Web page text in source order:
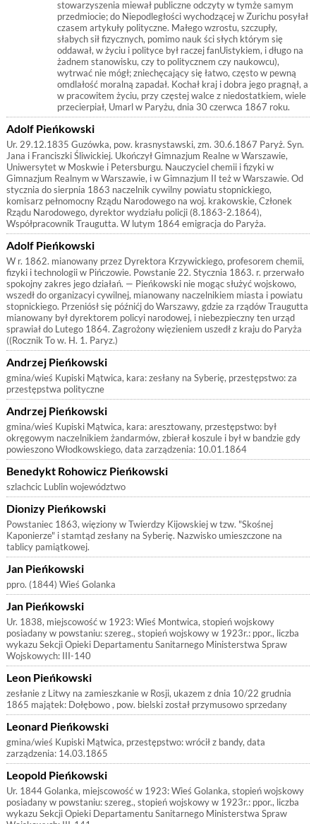
stowarzyszenia miewał publiczne odczyty w tymże samym
przedmiocie; do Niepodległości wychodzącej w Zurichu posyłał
czasem artykuły polityczne. Małego wzrostu, szczupły,
słabych sił fizycznych, pomimo nauk ści słych którym się
oddawał, w życiu i polityce był raczej fanUistykiem, i długo na
żadnem stanowisku, czy to politycznem czy naukowcu),
wytrwać nie mógł; zniechęcający się łatwo, często w pewną
omdlałość moralną zapadał. Kochał kraj i dobra jego pragnął, a
w pracowitem życiu, przy częstej walce z niedostatkiem, wiele
przecierpiał, Umarl w Paryżu, dnia 30 czerwca 1867 roku.
Adolf Pieńkowski
Ur. 29.12.1835 Guzówka, pow. krasnystawski, zm. 30.6.1867 Paryż. Syn.
Jana i Franciszki Śliwickiej. Ukończył Gimnazjum Realne w Warszawie,
Uniwersytet w Moskwie i Petersburgu. Nauczyciel chemii i fizyki w
Gimnazjum Realnym w Warszawie, i w Gimnazjum II też w Warszawie. Od
stycznia do sierpnia 1863 naczelnik cywilny powiatu stopnickiego,
komisarz pełnomocny Rządu Narodowego na woj. krakowskie, Członek
Rządu Narodowego, dyrektor wydziału policji (8.1863-2.1864),
Współpracownik Traugutta. W lutym 1864 emigracja do Paryża.
Adolf Pieńkowski
W r. 1862. mianowany przez Dyrektora Krzywickiego, profesorem chemii,
fizyki i technologii w Pińczowie. Powstanie 22. Stycznia 1863. r. przerwało
spokojny zakres jego działań. — Pieńkowski nie mogąc służyć wojskowo,
wszedł do organizacyi cywilnej, mianowany naczelnikiem miasta i powiatu
stopnickiego. Przeniósł się późnićj do Warszawy, gdzie za rządów Traugutta
mianowany był dyrektorem policyi narodowej, i niebezpieczny ten urząd
sprawiał do Lutego 1864. Zagrożony więzieniem uszedł z kraju do Paryża
((Rocznik To w. H. 1. Paryz.)
Andrzej Pieńkowski
gmina/wieś Kupiski Mątwica, kara: zesłany na Syberię, przestępstwo: za
przestępstwa polityczne
Andrzej Pieńkowski
gmina/wieś Kupiski Mątwica, kara: aresztowany, przestępstwo: był
okręgowym naczelnikiem żandarmów, zbierał koszule i był w bandzie gdy
powieszono Włodkowskiego, data zarządzenia: 10.01.1864
Benedykt Rohowicz Pieńkowski
szlachcic Lublin województwo
Dionizy Pieńkowski
Powstaniec 1863, więziony w Twierdzy Kijowskiej w tzw. "Skośnej
Kaponierze" i stamtąd zesłany na Syberię. Nazwisko umieszczone na
tablicy pamiątkowej.
Jan Pieńkowski
ppro. (1844) Wieś Golanka
Jan Pieńkowski
Ur. 1838, miejscowość w 1923: Wieś Montwica, stopień wojskowy
posiadany w powstaniu: szereg., stopień wojskowy w 1923r.: ppor., liczba
wykazu Sekcji Opieki Departamentu Sanitarnego Ministerstwa Spraw
Wojskowych: III-140
Leon Pieńkowski
zesłanie z Litwy na zamieszkanie w Rosji, ukazem z dnia 10/22 grudnia
1865 majątek: Dołębowo , pow. bielski został przymusowo sprzedany
Leonard Pieńkowski
gmina/wieś Kupiski Mątwica, przestępstwo: wrócił z bandy, data
zarządzenia: 14.03.1865
Leopold Pieńkowski
Ur. 1844 Golanka, miejscowość w 1923: Wieś Golanka, stopień wojskowy
posiadany w powstaniu: szereg., stopień wojskowy w 1923r.: ppor., liczba
wykazu Sekcji Opieki Departamentu Sanitarnego Ministerstwa Spraw